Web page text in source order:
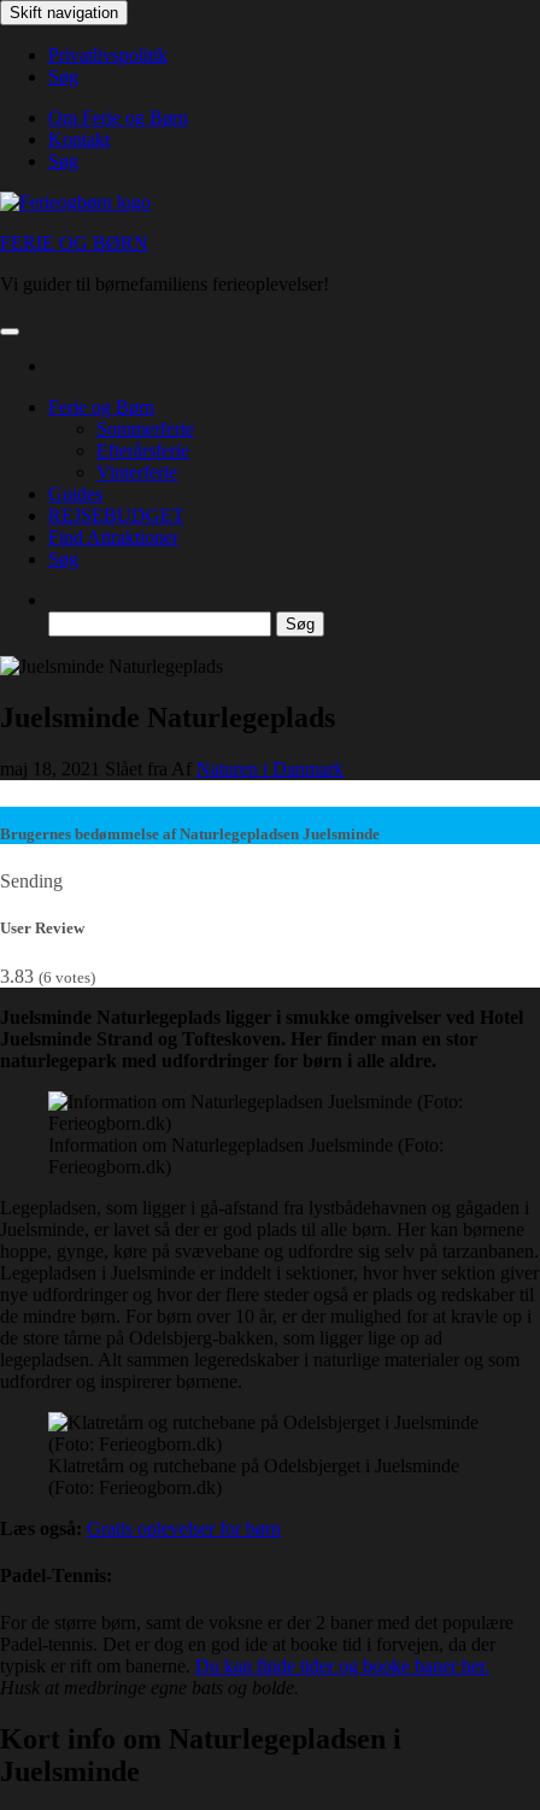
Skip
to
content
Skift navigation
Privatlivspolitik
Søg
Om Ferie og Børn
Kontakt
Søg
FERIE OG BØRN
Vi guider til børnefamiliens ferieoplevelser!
Ferie og Børn
Sommerferie
Efterårsferie
Vinterferie
Guides
REJSEBUDGET
Find Attraktioner
Søg
efter:
Juelsminde Naturlegeplads
maj 18, 2021 Slået fra Af Naturen i Danmark
Brugernes bedømmelse af Naturlegepladsen Juelsminde
Sending
User Review
3.83 (6 votes)
Juelsminde Naturlegeplads ligger i smukke omgivelser ved Hotel
Juelsminde Strand og Tofteskoven. Her finder man en stor
naturlegepark med udfordringer for børn i alle aldre.
Information om Naturlegepladsen Juelsminde (Foto:
Ferieogborn.dk)
Legepladsen, som ligger i gå-afstand fra lystbådehavnen og gågaden i
Juelsminde, er lavet så der er god plads til alle børn. Her kan børnene
hoppe, gynge, køre på svævebane og udfordre sig selv på tarzanbanen.
Legepladsen i Juelsminde er inddelt i sektioner, hvor hver sektion giver
nye udfordringer og hvor der flere steder også er plads og redskaber til
de mindre børn. For børn over 10 år, er der mulighed for at kravle op i
de store tårne på Odelsbjerg-bakken, som ligger lige op ad
legepladsen. Alt sammen legeredskaber i naturlige materialer og som
udfordrer og inspirerer børnene.
Klatretårn og rutchebane på Odelsbjerget i Juelsminde
(Foto: Ferieogborn.dk)
Læs også: Gratis oplevelser for børn
Padel-Tennis:
For de større børn, samt de voksne er der 2 baner med det populære
Padel-tennis. Det er dog en god ide at booke tid i forvejen, da der
typisk er rift om banerne. Du kan finde tider og booke baner her.
Husk at medbringe egne bats og bolde.
Kort info om Naturlegepladsen i
Juelsminde